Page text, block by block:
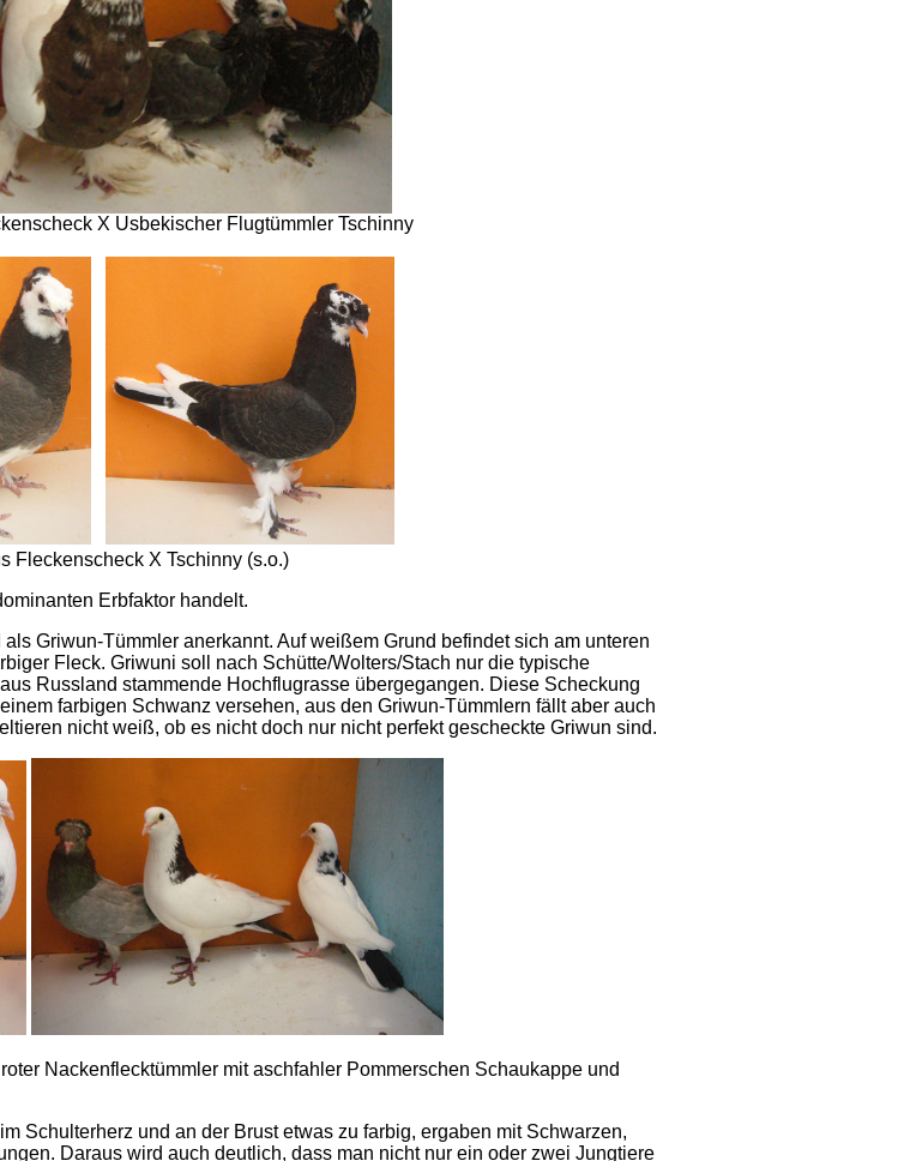
X Usbekischer Flugtümmler Tschinny
Fleckenscheck X Tschinny (s.o.)
Erbfaktor handelt.
Griwun-Tümmler anerkannt. Auf weißem Grund befindet sich am unteren
Fleck. Griwuni soll nach Schütte/Wolters/Stach nur die typische
Russland stammende Hochflugrasse übergegangen. Diese Scheckung
farbigen Schwanz versehen, aus den Griwun-Tümmlern fällt aber auch
nicht weiß, ob es nicht doch nur nicht perfekt gescheckte Griwun sind.
Nackenflecktümmler mit aschfahler Pommerschen Schaukappe und
Schulterherz und an der Brust etwas zu farbig, ergaben mit Schwarzen,
Daraus wird auch deutlich, dass man nicht nur ein oder zwei Jungtiere